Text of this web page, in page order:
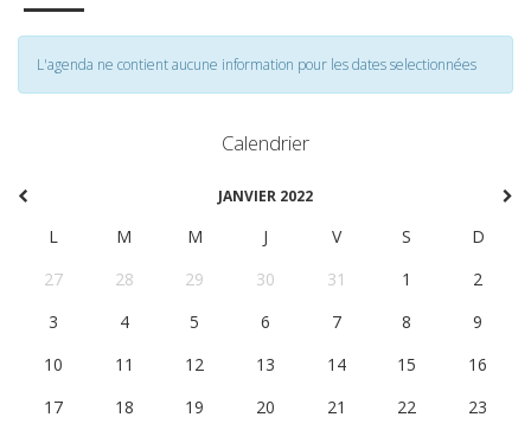
L'agenda ne contient aucune information pour les dates selectionnées
Calendrier
JANVIER 2022
L M M J V S
D
27
28 29 30 31 1
2
3
4 5 6 7 8
9
10
11 12 13 14 15
16
17
18 19 20 21 22
23